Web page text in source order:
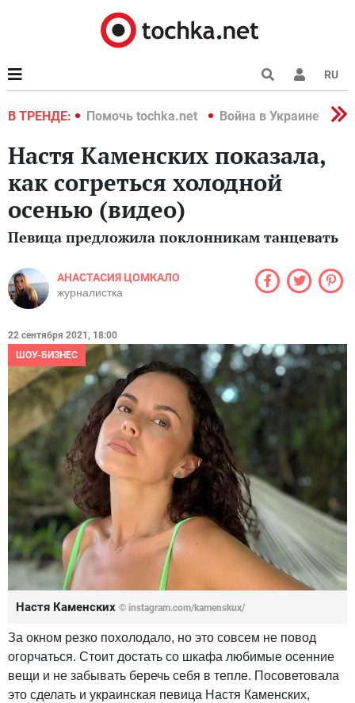
RU
В ТРЕНДЕ:
2022 Помочь tochka.net Война в Украине 2022
Настя Каменских показала,
как согреться холодной
осенью (видео)
Певица предложила поклонникам танцевать
АНАСТАСИЯ ЦОМКАЛО
журналистка
22 сентября 2021, 18:00
ШОУ-БИЗНЕС
Настя Каменских © instagram.com/kamenskux/
За окном резко похолодало, но это совсем не повод
огорчаться. Стоит достать со шкафа любимые осенние
вещи и не забывать беречь себя в тепле. Посоветовала
это сделать и украинская певица Настя Каменских,